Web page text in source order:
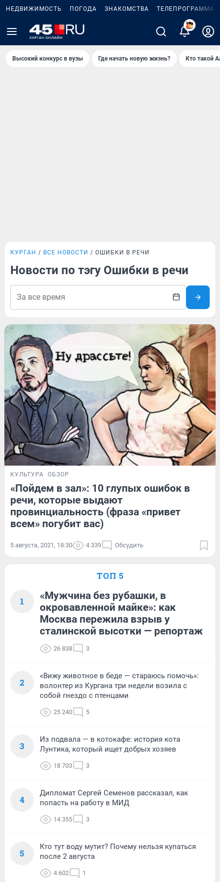
НЕДВИЖИМОСТЬ ПОГОДА ЗНАКОМСТВА ТЕЛЕПРОГРАММА
Высокий конкурс в вузы Где начать новую жизнь? Кто такой
КУРГАН ВСЕ НОВОСТИ ОШИБКИ В РЕЧИ
Новости по тэгу Ошибки в речи
КУЛЬТУРА ОБЗОР
«Пойдем в зал»: 10 глупых ошибок в
речи, которые выдают
провинциальность (фраза «привет
всем» погубит вас)
5 августа, 2021, 18:30 4 339 Обсудить
ТОП 5
1
«Мужчина без рубашки, в
окровавленной майке»: как
Москва пережила взрыв у
сталинской высотки — репортаж
26 838 3
2
«Вижу животное в беде — стараюсь помочь»:
волонтер из Кургана три недели возила с
собой гнездо с птенцами
25 240 5
3
Из подвала — в котокафе: история кота
Лунтика, который ищет добрых хозяев
18 703 3
4
Дипломат Сергей Семенов рассказал, как
попасть на работу в МИД
14 355 3
5
Кто тут воду мутит? Почему нельзя купаться
после 2 августа
4 602 1